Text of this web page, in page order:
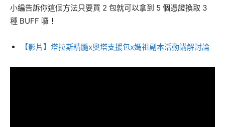
小編告訴你這個方法只要買 2 包就可以拿到 5 個憑證換取 3
種 BUFF 囉！
【影片】塔拉斯精髓x奧塔支援包x媽祖副本活動講解討論